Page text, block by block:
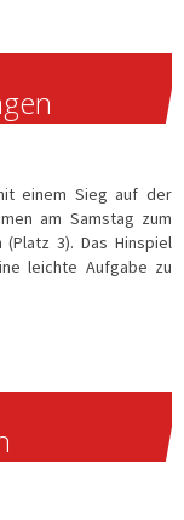
einem Sieg auf der
am Samstag zum
(Platz 3). Das Hinspiel
leichte Aufgabe zu